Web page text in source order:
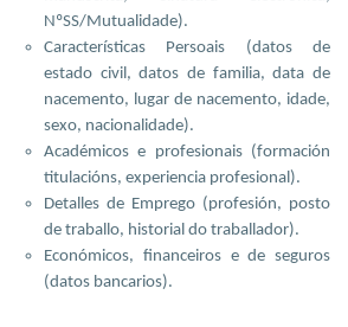
NºSS/Mutualidade).
Características Persoais (datos de
estado civil, datos de familia, data de
nacemento, lugar de nacemento, idade,
sexo, nacionalidade).
Académicos e profesionais (formación
titulacións, experiencia profesional).
Detalles de Emprego (profesión, posto
de traballo, historial do traballador).
Económicos, financeiros e de seguros
(datos bancarios).